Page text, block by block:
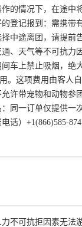
的情况下，在途
登记报到：需携
中途离团，请提
、天气等不可抗
车上禁止吸烟，
。这项费用由客人
许带宠物和动物参
同一订单仅提供
话）+1(866)585-
不可抗拒因素无